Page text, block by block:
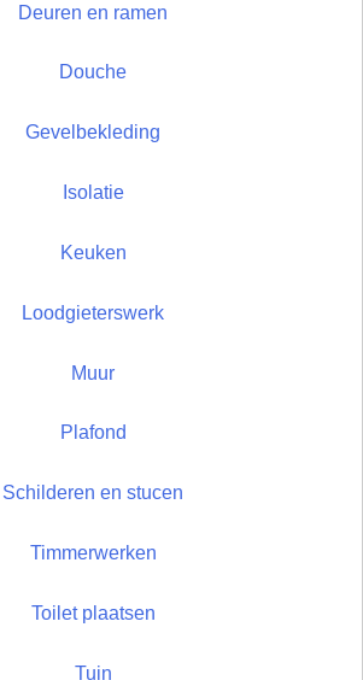
Deuren en ramen
Douche
Gevelbekleding
Isolatie
Keuken
Loodgieterswerk
Muur
Plafond
Schilderen en stucen
Timmerwerken
Toilet plaatsen
Tuin